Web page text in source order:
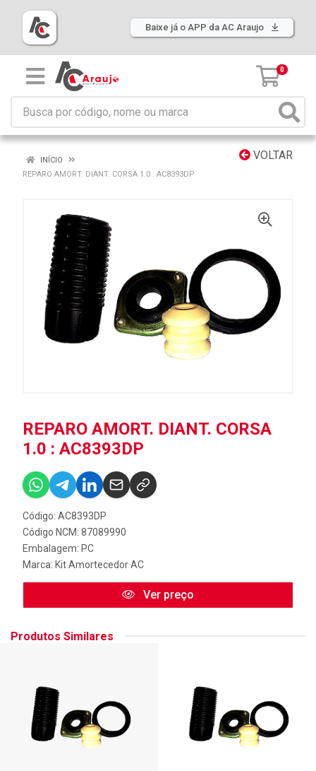
Baixe já o APP da AC Araujo
0
VOLTAR
INÍCIO
REPARO AMORT. DIANT. CORSA 1.0 : AC8393DP
REPARO AMORT. DIANT. CORSA
1.0 : AC8393DP
Código: AC8393DP
Código NCM: 87089990
Embalagem: PC
Marca: Kit Amortecedor AC
Ver preço
Produtos Similares